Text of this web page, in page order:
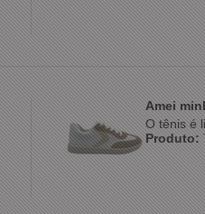
Amei
O tênis é
Produto: